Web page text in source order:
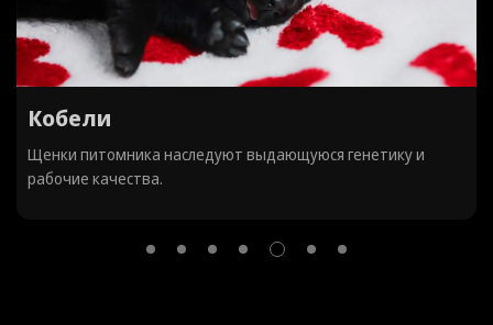
Короткошерстные
Щенки питомника наследуют выдающуюся генетику и
рабочие качества.